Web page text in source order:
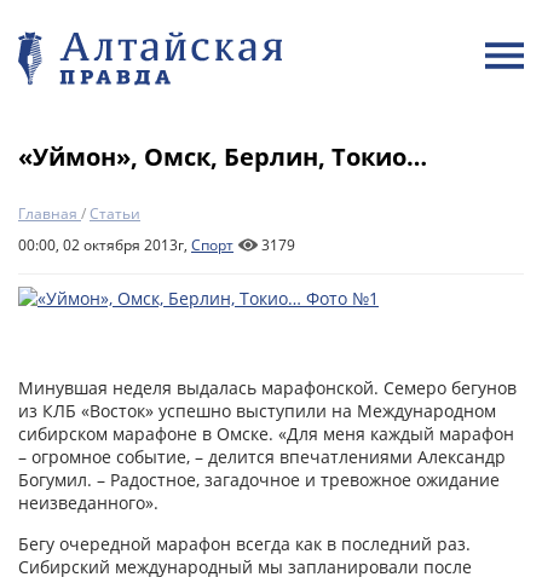
«Уймон», Омск, Берлин, Токио…
Главная /Статьи
00:00, 02 октября 2013г, Спорт 3179
Минувшая неделя выдалась марафонской. Семеро бегунов
из КЛБ «Восток» успешно выступили на Международном
сибирском марафоне в Омске. «Для меня каждый марафон
– огромное событие, – делится впечатлениями Александр
Богумил. – Радостное, загадочное и тревожное ожидание
неизведанного».
Бегу очередной марафон всегда как в последний раз.
Сибирский международный мы запланировали после